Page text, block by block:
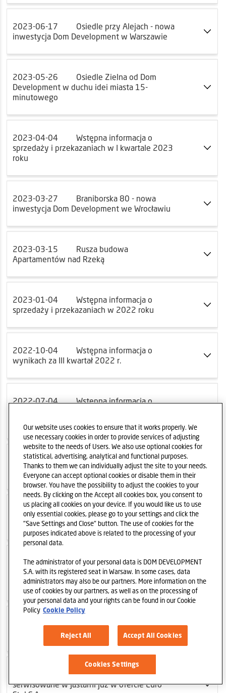
2023-06-17
Osiedle przy Alejach - nowa
inwestycja Dom Development w Warszawie
2023-05-26
Osiedle Zielna od Dom
Development w duchu idei miasta 15-
minutowego
2023-04-04
Wstępna informacja o
sprzedaży i przekazaniach w I kwartale 2023
roku
2023-03-27
Braniborska 80 - nowa
inwestycja Dom Development we Wrocławiu
2023-03-15
Rusza budowa
Apartamentów nad Rzeką
2023-01-04
Wstępna informacja o
sprzedaży i przekazaniach w 2022 roku
2022-10-04
Wstępna informacja o
wynikach za III kwartał 2022 r.
2022-07-04
Wstępna informacja o
2022-06-28
DOM 2030 - Strategia ESG
Grupy Dom Development
2022-06-01
Widoki - nowy projekt Euro
Styl S.A. w Rumi
2022-05-31
Osiedle Górka Narodowa -
nowy projekt Grupy Dom Development w
Krakowie
2022-05-04
Ankieta: ESG w Grupie Dom
LAS - apartamenty
serwisowane w Jastarni już w ofercie Euro
Our website uses cookies to ensure that it works properly. We
use necessary cookies in order to provide services of adjusting
website to the needs of Users. We also use optional cookies for
statistical, advertising, analytical and functional purposes.
Thanks to them we can individually adjust the site to your needs.
Everyone can accept optional cookies or disable them in their
browser. You have the possibility to adjust the cookies to your
needs. By clicking on the Accept all cookies box, you consent to
us placing all cookies on your device. If you would like us to use
only essential cookies, please go to your settings and click the
"Save Settings and Close" button. The use of cookies for the
purposes indicated above is related to the processing of your
personal data.
The administrator of your personal data is DOM DEVELOPMENT
S.A. with its registered seat in Warsaw. In some cases, data
administrators may also be our partners. More information on the
use of cookies by our partners, as well as on the processing of
your personal data and your rights can be found in our Cookie
Policy Cookie Policy
Reject All Accept All Cookies
Cookies Settings